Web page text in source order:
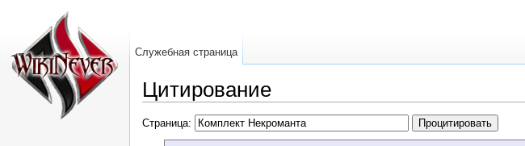
Цитирование
Страница:
Служебная страница